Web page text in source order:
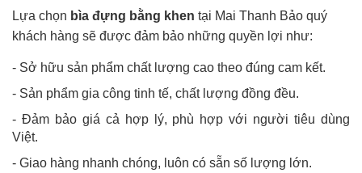
Lựa chọn bìa đựng bằng khen tại Mai Thanh Bảo quý
khách hàng sẽ được đảm bảo những quyền lợi như:
- Sở hữu sản phẩm chất lượng cao theo đúng cam kết.
- Sản phẩm gia công tinh tế, chất lượng đồng đều.
- Đảm bảo giá cả hợp lý, phù hợp với người tiêu dùng
Việt.
- Giao hàng nhanh chóng, luôn có sẵn số lượng lớn.